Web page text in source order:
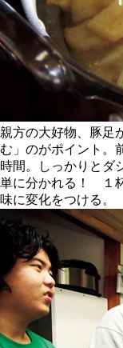
親方の大好物、豚足
む」のがポイント。
時間。しっかりとダ
単に分かれる！ １
味に変化をつける。